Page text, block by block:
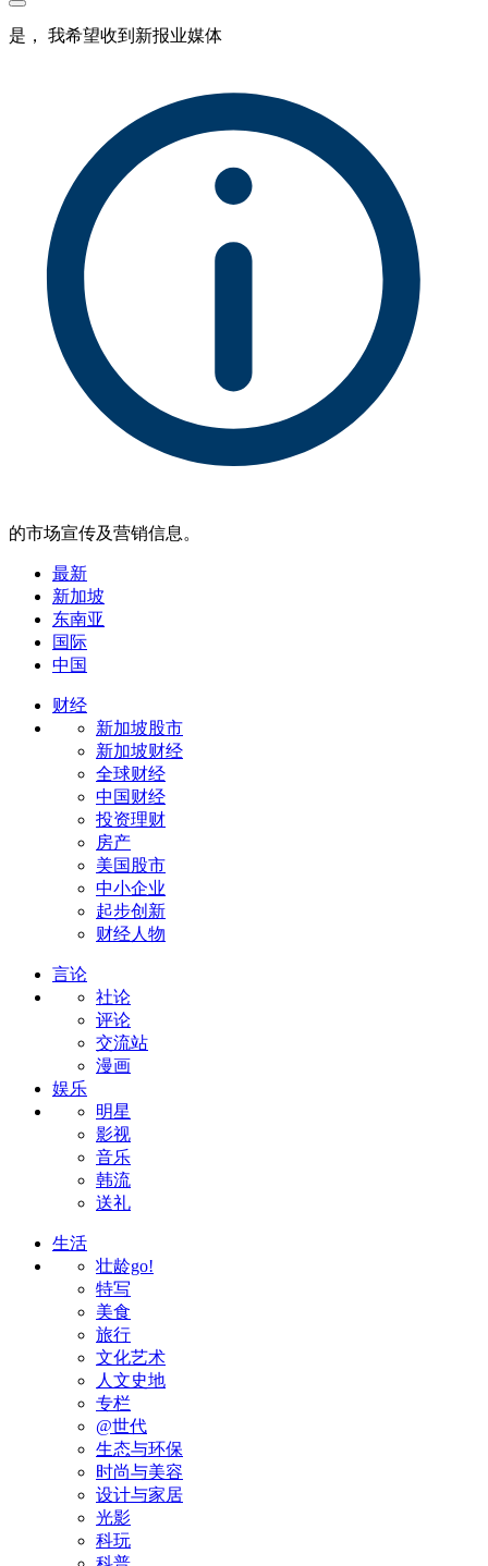
是， 我希望收到新报业媒体
的市场宣传及营销信息。
最新
新加坡
东南亚
国际
中国
财经
新加坡股市
新加坡财经
全球财经
中国财经
投资理财
房产
美国股市
中小企业
起步创新
财经人物
言论
社论
评论
交流站
漫画
娱乐
明星
影视
音乐
韩流
送礼
生活
壮龄go!
特写
美食
旅行
文化艺术
人文史地
专栏
@世代
生态与环保
时尚与美容
设计与家居
光影
科玩